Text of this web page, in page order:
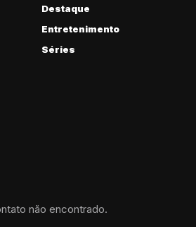
Destaque
Entretenimento
Séries
não encontrado.